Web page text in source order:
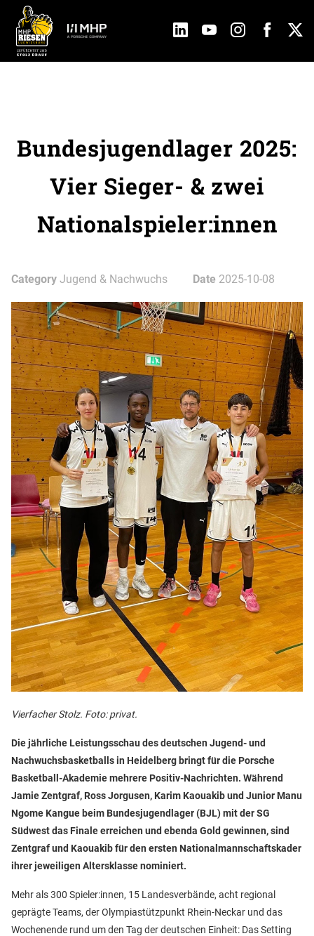
Bundesjugendlager 2025:
Vier Sieger- & zwei
Nationalspieler:innen
Category Jugend & Nachwuchs Date 2025-10-08
Vierfacher Stolz. Foto: privat.
Die jährliche Leistungsschau des deutschen Jugend- und
Nachwuchsbasketballs in Heidelberg bringt für die Porsche
Basketball-Akademie mehrere Positiv-Nachrichten. Während
Jamie Zentgraf, Ross Jorgusen, Karim Kaouakib und Junior Manu
Ngome Kangue beim Bundesjugendlager (BJL) mit der SG
Südwest das Finale erreichen und ebenda Gold gewinnen, sind
Zentgraf und Kaouakib für den ersten Nationalmannschaftskader
ihrer jeweiligen Altersklasse nominiert.
Mehr als 300 Spieler:innen, 15 Landesverbände, acht regional
geprägte Teams, der Olympiastützpunkt Rhein-Neckar und das
Wochenende rund um den Tag der deutschen Einheit: Das Setting